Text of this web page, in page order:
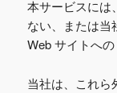
本サービスには
ない、または当
Web サイトへ
当社は、これら